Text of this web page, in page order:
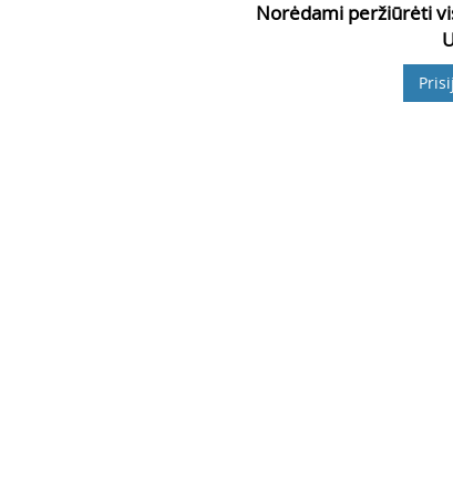
Norėdami peržiūrėti